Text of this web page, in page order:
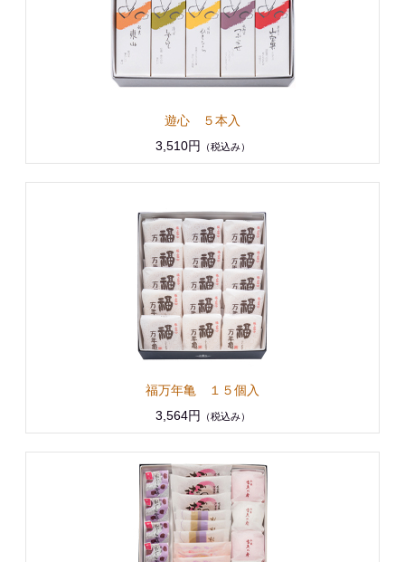
遊心 ５本入
3,510円
（税込み）
福万年亀 １５個入
3,564円
（税込み）